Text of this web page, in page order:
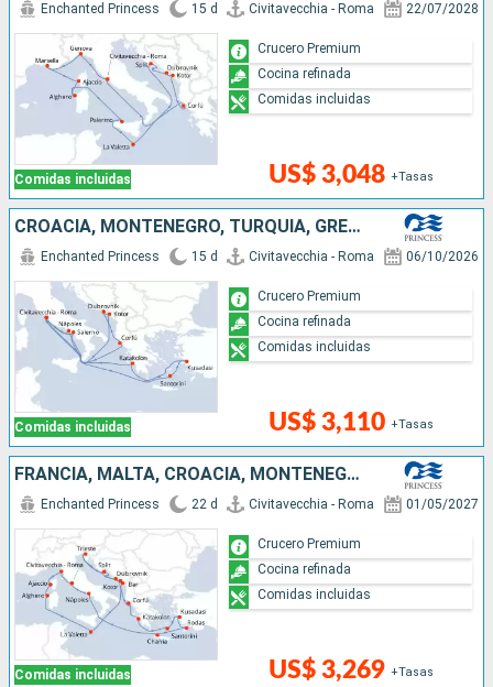
Comidas incluidas
Enchanted Princess 15 d Civitavecchia - Roma 22/07/2028
US$ 3,048 +Tasas
Crucero Premium
Cocina refinada
Comidas incluidas
CROACIA, MONTENEGRO, TURQUÍA, GRECIA, ITALIA
Comidas incluidas
Enchanted Princess 15 d Civitavecchia - Roma 06/10/2026
US$ 3,110 +Tasas
Crucero Premium
Cocina refinada
Comidas incluidas
FRANCIA, MALTA, CROACIA, MONTENEGRO, GRECIA, TURQUÍA, ITALIA
Comidas incluidas
Enchanted Princess 22 d Civitavecchia - Roma 01/05/2027
US$ 3,269 +Tasas
Crucero Premium
Cocina refinada
Comidas incluidas